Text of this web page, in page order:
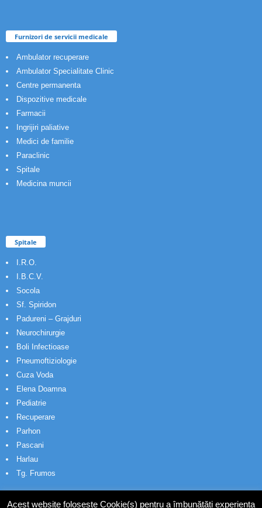
Furnizori de servicii medicale
Ambulator recuperare
Ambulator Specialitate Clinic
Centre permanenta
Dispozitive medicale
Farmacii
Ingrijiri paliative
Medici de familie
Paraclinic
Spitale
Medicina muncii
Spitale
I.R.O.
I.B.C.V.
Socola
Sf. Spiridon
Padureni – Grajduri
Neurochirurgie
Boli Infectioase
Pneumoftiziologie
Cuza Voda
Elena Doamna
Pediatrie
Recuperare
Parhon
Pascani
Harlau
Tg. Frumos
Acest website folosește Cookie(s) pentru a îmbunătăți experiența